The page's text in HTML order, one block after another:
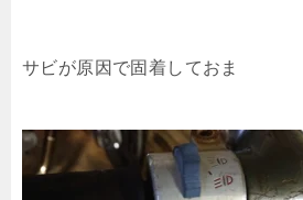
サビが原因で固着しておま